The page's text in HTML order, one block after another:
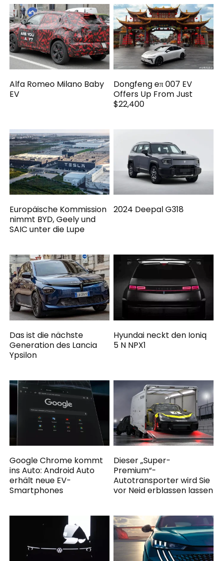
Alfa Romeo Milano Baby
EV
Dongfeng eπ 007 EV
Offers Up From Just
$22,400
Europäische Kommission
nimmt BYD, Geely und
SAIC unter die Lupe
2024 Deepal G318
Das ist die nächste
Generation des Lancia
Ypsilon
Hyundai neckt den Ioniq
5 N NPX1
Google Chrome kommt
ins Auto: Android Auto
erhält neue EV-
Smartphones
Dieser „Super-
Premium“-
Autotransporter wird Sie
vor Neid erblassen lassen